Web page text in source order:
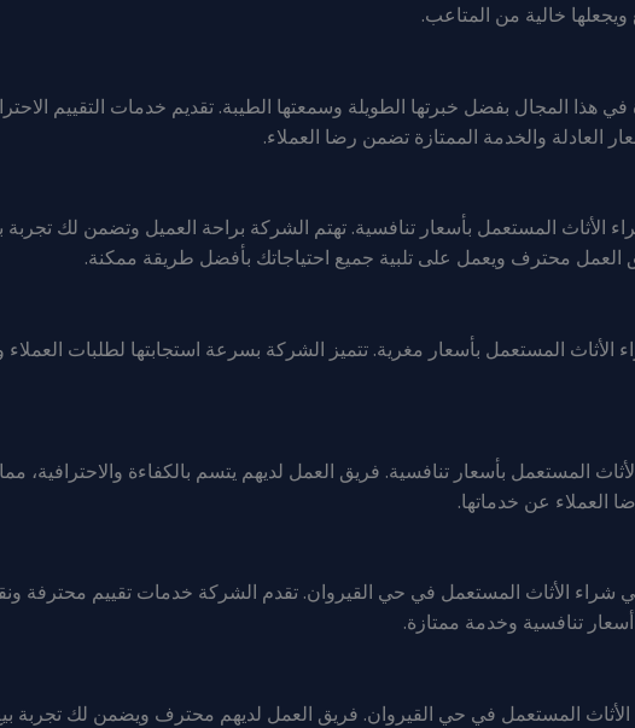
خالية من المتاعب.
هذا المجال بفضل خبرتها الطويلة وسمعتها الطيبة. تقديم خدمات التقييم
العادلة والخدمة الممتازة تضمن رضا العملاء.
المستعمل بأسعار تنافسية. تهتم الشركة براحة العميل وتضمن لك تجربة
العمل محترف ويعمل على تلبية جميع احتياجاتك بأفضل طريقة ممكنة.
المستعمل بأسعار مغرية. تتميز الشركة بسرعة استجابتها لطلبات العملاء
المستعمل بأسعار تنافسية. فريق العمل لديهم يتسم بالكفاءة والاحترافية،
العملاء عن خدماتها.
شراء الأثاث المستعمل في حي القيروان. تقدم الشركة خدمات تقييم محترفة
تنافسية وخدمة ممتازة.
المستعمل في حي القيروان. فريق العمل لديهم محترف ويضمن لك تجربة